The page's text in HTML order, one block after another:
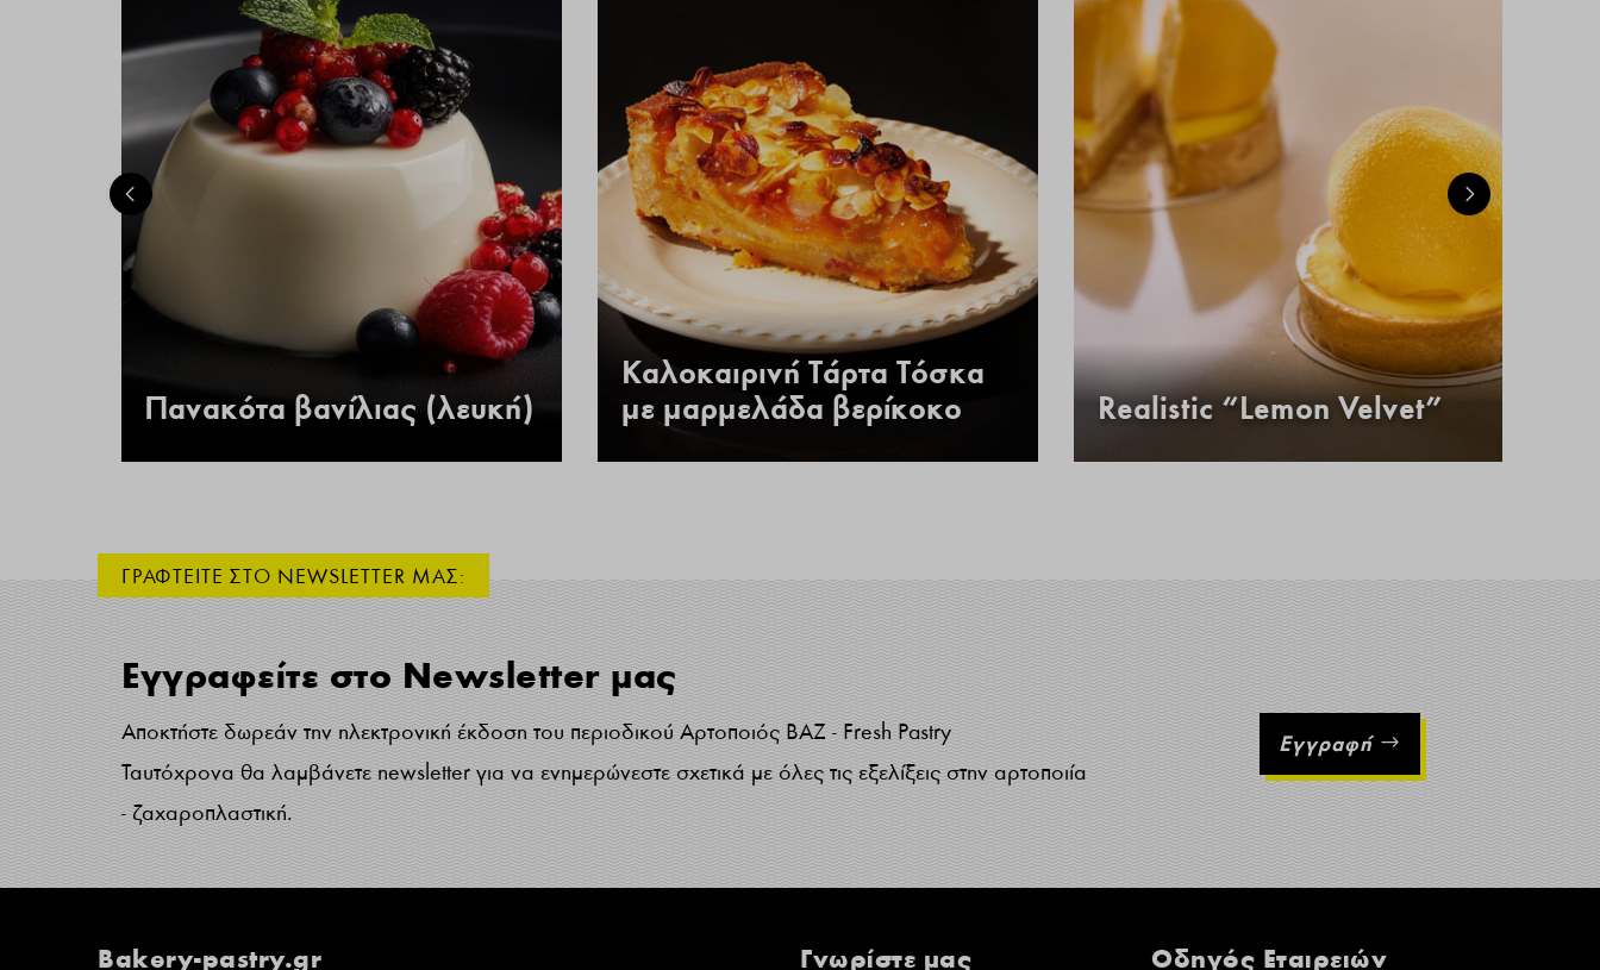
Πανακότα βανίλιας (λευκή)
Καλοκαιρινή Τάρτα Τόσκα
με μαρμελάδα βερίκοκο
Realistic “Lemon Velvet”
ΓΡΑΦΤΕΙΤΕ ΣΤΟ NEWSLETTER ΜΑΣ:
Εγγραφείτε στο Newsletter μας
Αποκτήστε δωρεάν την ηλεκτρονική έκδοση του περιοδικού Αρτοποιός ΒΑΖ - Fresh Pastry
Ταυτόχρονα θα λαμβάνετε newsletter για να ενημερώνεστε σχετικά με όλες τις εξελίξεις στην αρτοποιία
- ζαχαροπλαστική.
Εγγραφή
Bakery-pastry.gr Γνωρίστε μας Οδηγός Εταιρειών